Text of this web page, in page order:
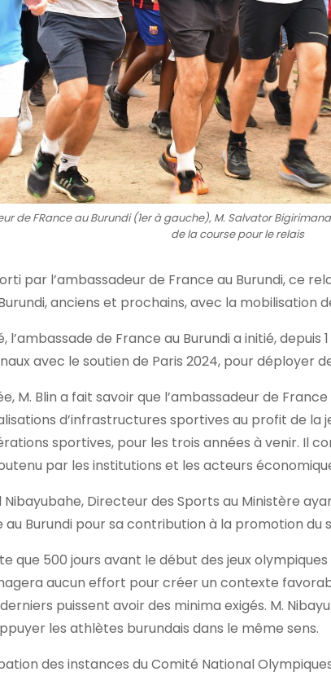
de FRance au Burundi (1er à gauche), M. Salvator
de la course pour le relais
par l’ambassadeur de France au Burundi, ce
anciens et prochains, avec la mobilisation
l’ambassade de France au Burundi a initié, depuis
avec le soutien de Paris 2024, pour déployer
M. Blin a fait savoir que l’ambassadeur de
d’infrastructures sportives au profit de la
sportives, pour les trois années à venir. Il
par les institutions et les acteurs
Nibayubahe, Directeur des Sports au Ministère
au Burundi pour sa contribution à la promotion du
que 500 jours avant le début des jeux
aucun effort pour créer un contexte
puissent avoir des minima exigés. M.
les athlètes burundais dans le même sens.
des instances du Comité National